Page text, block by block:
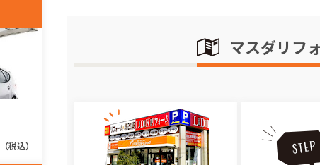
マスダリフ
（税込）